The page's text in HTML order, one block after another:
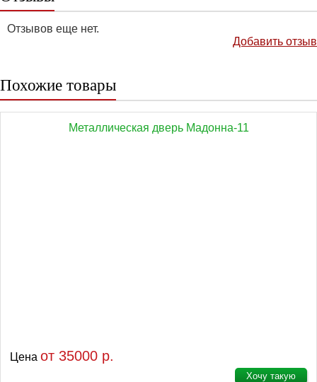
Отзывов еще нет.
Добавить отзыв
Похожие товары
Металлическая дверь Мадонна-11
Цена от 35000 р.
Хочу такую